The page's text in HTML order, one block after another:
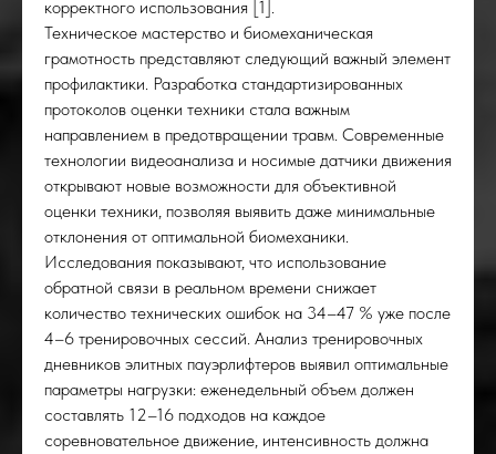
корректного использования [1].
Техническое мастерство и биомеханическая
грамотность представляют следующий важный элемент
профилактики. Разработка стандартизированных
протоколов оценки техники стала важным
направлением в предотвращении травм. Современные
технологии видеоанализа и носимые датчики движения
открывают новые возможности для объективной
оценки техники, позволяя выявить даже минимальные
отклонения от оптимальной биомеханики.
Исследования показывают, что использование
обратной связи в реальном времени снижает
количество технических ошибок на 34–47 % уже после
4–6 тренировочных сессий. Анализ тренировочных
дневников элитных пауэрлифтеров выявил оптимальные
параметры нагрузки: еженедельный объем должен
составлять 12–16 подходов на каждое
соревновательное движение, интенсивность должна